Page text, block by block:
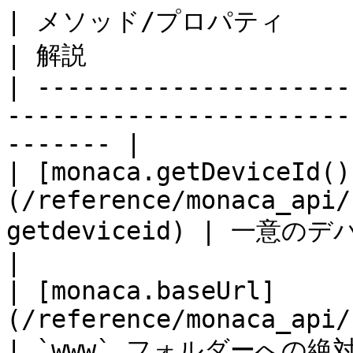
| メソッド/プロパティ
| 解説
|
------- |
|
(/reference/
getdeviceid) | 一意のデバ
| [monaca.baseUrl]
(/reference/